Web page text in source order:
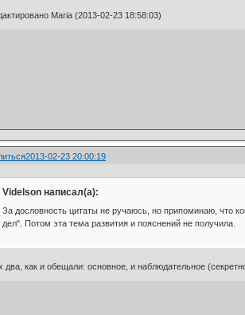
Maria (2013-02-23 18:58:03)
2013-02-23 20:00:19
Videlson написал(а):
За дословность цитаты не ручаюсь, но припоминаю, что
дел". Потом эта тема развития и пояснений не получила.
два, как и обещали: основное, и наблюдательное